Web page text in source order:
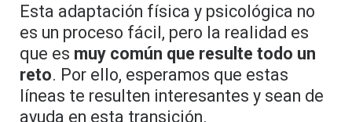
Esta adaptación física y psicológica no
es un proceso fácil, pero la realidad es
que es muy común que resulte todo un
reto. Por ello, esperamos que estas
líneas te resulten interesantes y sean de
ayuda en esta transición.